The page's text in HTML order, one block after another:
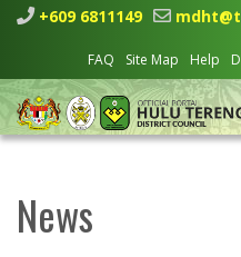
+609 6811149
FAQ Site Map Help
News